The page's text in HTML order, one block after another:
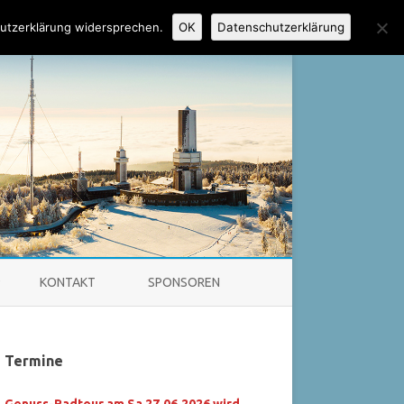
WASSERSKIABTEILUNG
KONTAKT SPONSOREN
Termine
widersprechen. OK Datenschutzerklärung